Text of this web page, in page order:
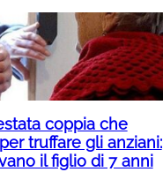
coppia che
truffare gli anziani:
il figlio di 7 anni